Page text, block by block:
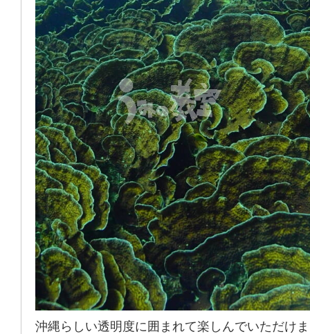
沖縄らしい透明度に囲まれて楽しんでいただけ